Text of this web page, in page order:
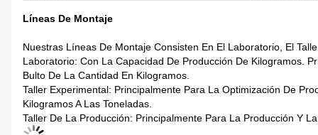
Líneas De Montaje
Nuestras Líneas De Montaje Consisten En El Laboratorio, El
Laboratorio: Con La Capacidad De Producción De Kilogramos.
Bulto De La Cantidad En Kilogramos.
Taller Experimental: Principalmente Para La Optimización De
Kilogramos A Las Toneladas.
Taller De La Producción: Principalmente Para La Producción Y